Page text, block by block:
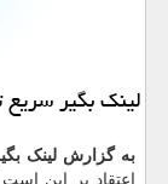
لینك بگیر
به گزارش لینک
اعتقاد بر این